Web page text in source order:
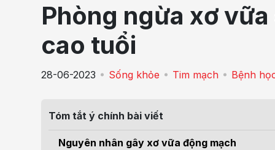
-
Cơ xương khớp
Tầm soát ung thư
Phòng ngừa xơ
cao tuổi
28-06-2023 Sống khỏe Tim mạch Bệnh
Tóm tắt ý chính bài viết
Nguyên nhân gây xơ vữa động mạch